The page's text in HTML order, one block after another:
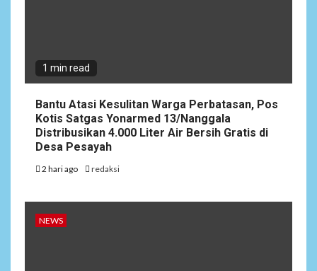
Ucapan Diduga
Merendahkan Wartawan
Dinilai Cederai Martabat
1 min read
Bantu Atasi Kesulitan Warga Perbatasan, Pos
Kotis Satgas Yonarmed 13/Nanggala
Distribusikan 4.000 Liter Air Bersih Gratis di
Desa Pesayah
2 hari ago redaksi
NEWS